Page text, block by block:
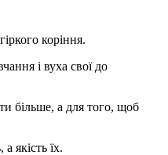
коріння.
і вуха свої до
більше, а для того, щоб
якість їх.